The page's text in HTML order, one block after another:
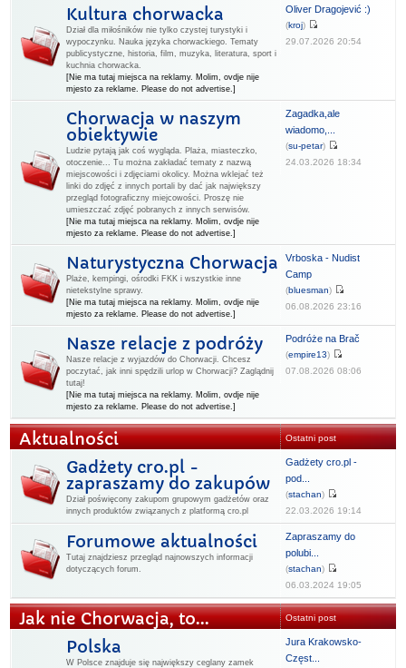
Kultura chorwacka
Dział dla miłośników nie tylko czystej turystyki i
wypoczynku. Nauka języka chorwackiego. Tematy
publicystyczne, historia, film, muzyka, literatura, sport i
kuchnia chorwacka.
[Nie ma tutaj miejsca na reklamy. Molim, ovdje nije
mjesto za reklame. Please do not advertise.]
Oliver Dragojević :)
(kroj)
29.07.2026 20:54
Chorwacja w naszym
obiektywie
Ludzie pytają jak coś wygląda. Plaża, miasteczko,
otoczenie... Tu można zakładać tematy z nazwą
miejscowości i zdjęciami okolicy. Można wklejać też
linki do zdjęć z innych portali by dać jak największy
przegląd fotograficzny miejcowości. Proszę nie
umieszczać zdjęć pobranych z innych serwisów.
[Nie ma tutaj miejsca na reklamy. Molim, ovdje nije
mjesto za reklame. Please do not advertise.]
Zagadka,ale
wiadomo,...
(su-petar)
24.03.2026 18:34
Naturystyczna Chorwacja
Plaże, kempingi, ośrodki FKK i wszystkie inne
nietekstylne sprawy.
[Nie ma tutaj miejsca na reklamy. Molim, ovdje nije
mjesto za reklame. Please do not advertise.]
Vrboska - Nudist
Camp
(bluesman)
06.08.2026 23:16
Nasze relacje z podróży
Nasze relacje z wyjazdów do Chorwacji. Chcesz
poczytać, jak inni spędzili urlop w Chorwacji? Zaglądnij
tutaj!
[Nie ma tutaj miejsca na reklamy. Molim, ovdje nije
mjesto za reklame. Please do not advertise.]
Podróże na Brač
(empire13)
07.08.2026 08:06
Aktualności Ostatni post
Gadżety cro.pl -
zapraszamy do zakupów
Dział poświęcony zakupom grupowym gadżetów oraz
innych produktów związanych z platformą cro.pl
Gadżety cro.pl -
pod...
(stachan)
22.03.2026 19:14
Forumowe aktualności
Tutaj znajdziesz przegląd najnowszych informacji
dotyczących forum.
Zapraszamy do
polubi...
(stachan)
06.03.2024 19:05
Jak nie Chorwacja, to... Ostatni post
Polska
W Polsce znajduje się największy ceglany zamek
Jura Krakowsko-
Częst...